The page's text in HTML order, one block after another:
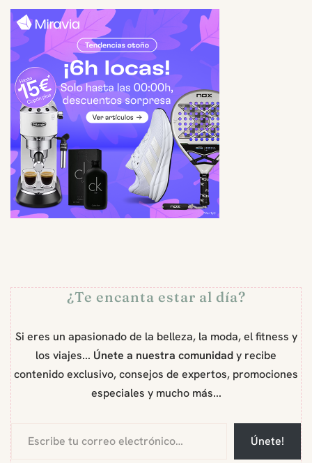
¿Te encanta estar al día?
Si eres un apasionado de la belleza, la moda, el fitness y
los viajes... Únete a nuestra comunidady recibe
contenido exclusivo, consejos de expertos, promociones
especiales y mucho más...
Únete!